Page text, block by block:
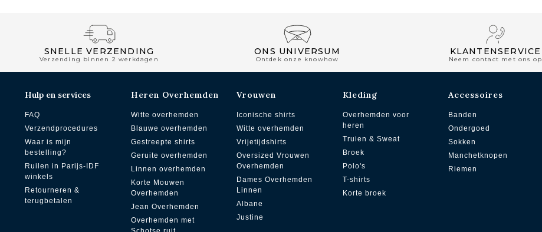
SNELLE VERZENDING
Verzending binnen 2 werkdagen
ONS UNIVERSUM
Ontdek onze knowhow
KLANTENSERVICE
Neem contact met ons op
Hulp en services
FAQ
Verzendprocedures
Waar is mijn
bestelling?
Ruilen in Parijs-IDF
winkels
Retourneren &
terugbetalen
Heren Overhemden
Witte overhemden
Blauwe overhemden
Gestreepte shirts
Geruite overhemden
Linnen overhemden
Korte Mouwen
Overhemden
Jean Overhemden
Overhemden met
Vrouwen
Iconische shirts
Witte overhemden
Vrijetijdshirts
Oversized Vrouwen
Overhemden
Dames Overhemden
Linnen
Albane
Justine
Kleding
Overhemden voor
heren
Truien & Sweat
Broek
Polo's
T-shirts
Korte broek
Accessoires
Banden
Ondergoed
Sokken
Manchetknopen
Riemen